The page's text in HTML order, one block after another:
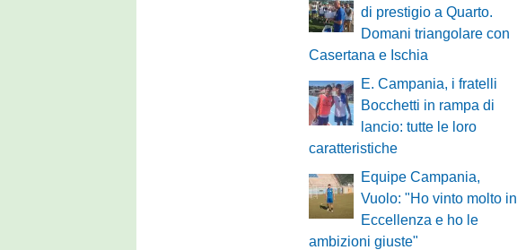
di prestigio a Quarto.
Domani triangolare con
Casertana e Ischia
E. Campania, i fratelli
Bocchetti in rampa di
lancio: tutte le loro
caratteristiche
Equipe Campania,
Vuolo: "Ho vinto molto in
Eccellenza e ho le
ambizioni giuste"